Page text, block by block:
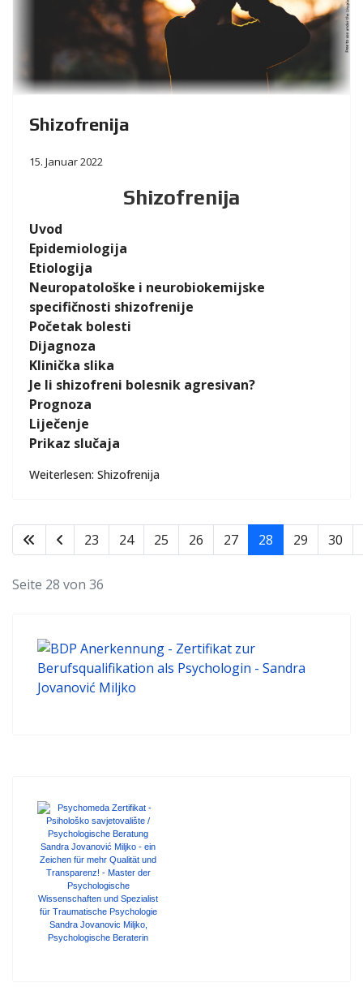
Shizofrenija
15. Januar 2022
Shizofrenija
Uvod
Epidemiologija
Etiologija
Neuropatološke i neurobiokemijske
specifičnosti shizofrenije
Početak bolesti
Dijagnoza
Klinička slika
Je li shizofreni bolesnik agresivan?
Prognoza
Liječenje
Prikaz slučaja
Weiterlesen: Shizofrenija
23 24 25 26 27 28 29 30
Seite 28 von 36